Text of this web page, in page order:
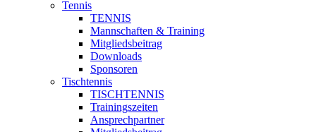
Tennis
TENNIS
Mannschaften & Training
Mitgliedsbeitrag
Downloads
Sponsoren
Tischtennis
TISCHTENNIS
Trainingszeiten
Ansprechpartner